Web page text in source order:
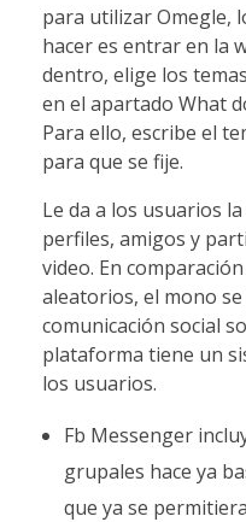
para utilizar Omegle,
hacer es entrar en la
dentro, elige los
en el apartado What
Para ello, escribe el
para que se fije.
Le da a los usuarios
perfiles, amigos y
video. En
aleatorios, el mono
comunicación social
plataforma tiene un
los usuarios.
Fb Messenger
grupales hace ya
que ya se